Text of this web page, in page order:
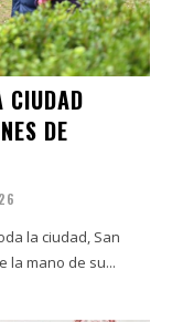
CIUDAD
DE
la ciudad, San
la mano de su...